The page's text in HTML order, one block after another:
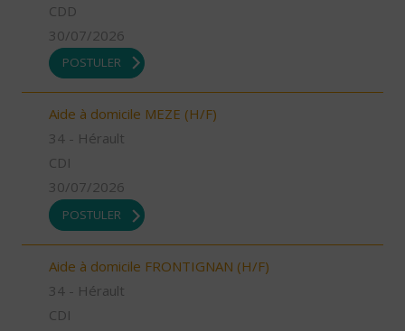
CDD
30/07/2026
POSTULER
Aide à domicile MEZE (H/F)
34 - Hérault
CDI
30/07/2026
POSTULER
Aide à domicile FRONTIGNAN (H/F)
34 - Hérault
CDI